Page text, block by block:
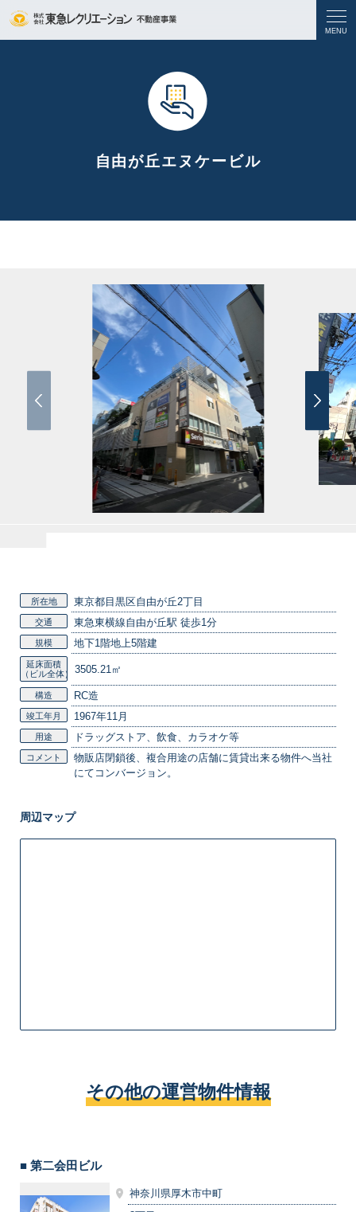
自由が丘エヌケービル
所在地 東京都目黒区自由が丘2丁目
交通 東急東横線自由が丘駅 徒歩1分
規模 地下1階地上5階建
延床面積
（ビル全体）
3505.21㎡
構造 RC造
竣工年月 1967年11月
用途 ドラッグストア、飲食、カラオケ等
コメント
物販店閉鎖後、複合用途の店舗に賃貸出来る物件へ当社
にてコンバージョン。
周辺マップ
その他の運営物件情報
■ 第二会田ビル
神奈川県厚木市中町